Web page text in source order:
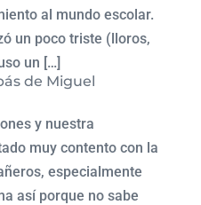
al mundo escolar.
un poco triste (lloros,
un […]
de Miguel
y nuestra
muy contento con la
especialmente
así porque no sabe